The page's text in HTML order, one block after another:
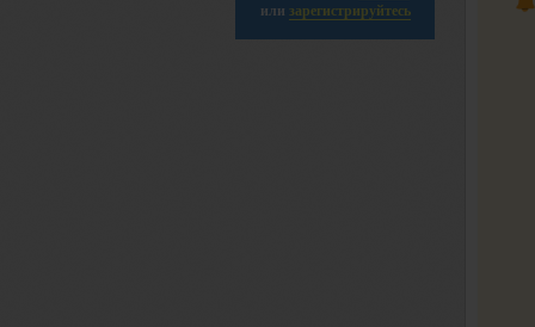
или зарегистрируйтесь